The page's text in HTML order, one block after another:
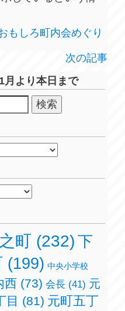
もしろ町内会めぐり
次の記事
より本日まで
町 (232) 下
(199) 中央小学校
西(73) 会長(41) 元
目 (81) 元町五丁